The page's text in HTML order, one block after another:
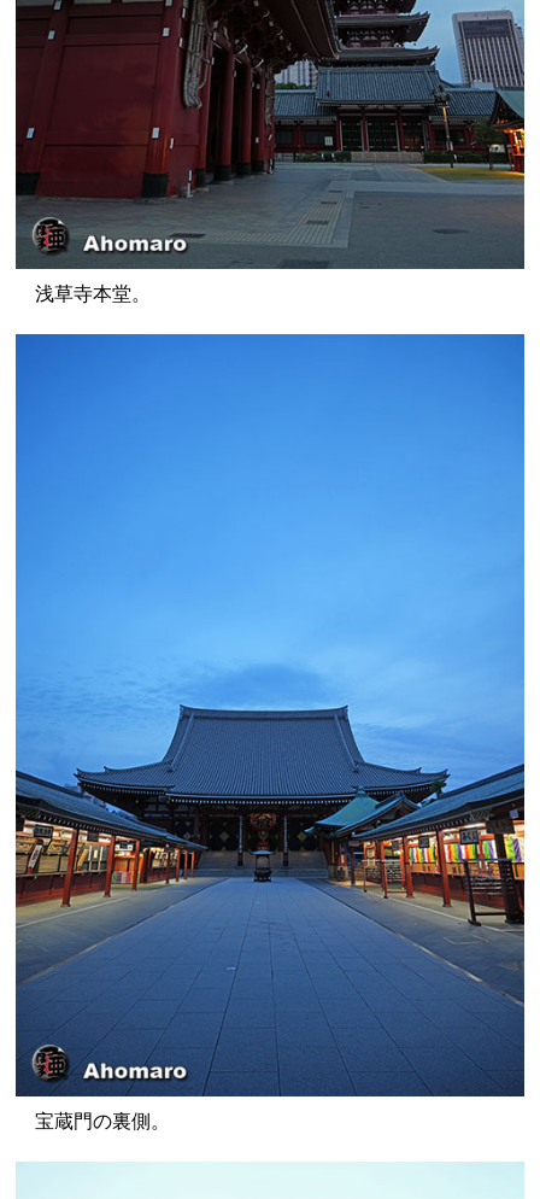
浅草寺本堂。
宝蔵門の裏側。